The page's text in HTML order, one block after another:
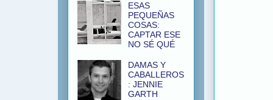
ESAS
PEQUEÑAS
COSAS:
CAPTAR ESE
NO SÉ QUÉ
DAMAS Y
CABALLEROS
: JENNIE
GARTH